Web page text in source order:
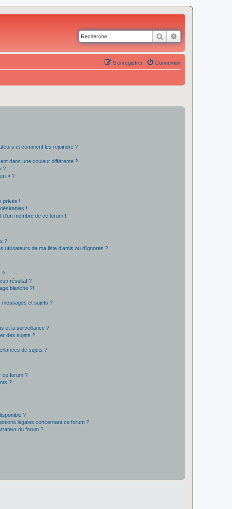
Rechercher
Connexion
S’enregistrer
et comment les rejoindre ?
dans une couleur différente ?
?
» ?
privés !
!
membre de ce forum !
?
de ma liste d’amis ou d’ignorés ?
?
résultat ?
blanche ?!
messages et sujets ?
et la surveillance ?
des sujets ?
de sujets ?
ce forum ?
?
?
légales concernant ce forum ?
du forum ?